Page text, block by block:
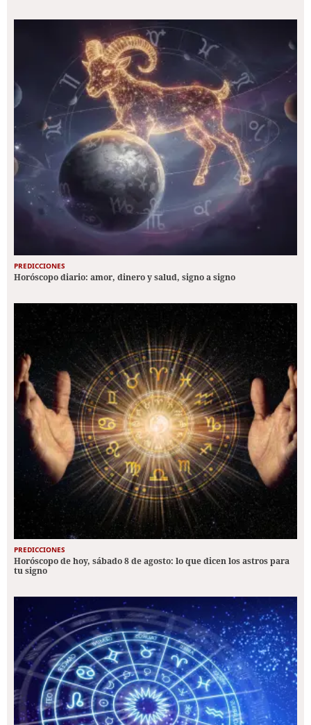
PREDICCIONES
Horóscopo diario: amor, dinero y salud, signo a signo
PREDICCIONES
Horóscopo de hoy, sábado 8 de agosto: lo que dicen los astros para
tu signo